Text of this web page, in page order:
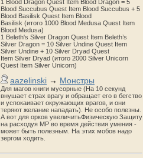
1 Blood Dragon Quest Item Blood Dragon = 5
Blood Succubus Quest Item Blood Succubus + 5
Blood Basilisk Quest Item Blood
Basilisk (итого 1000 Blood Medusa Quest Item
Blood Medusa)
1 Beleth's Silver Dragon Quest Item Beleth’s
Silver Dragon = 10 Silver Undine Quest Item
Silver Undine + 10 Silver Dryad Quest
Item Silver Dryad (итого 2000 Silver Unicorn
Quest Item Silver Unicorn)
aazelinski → Монстры
Для магов книги мусорные (На 10 секунд
внушает страх врагу и обращает его в бегство
и успокаивает окружающих врагов, и они
теряют желание нападать). Не особо полезны.
А вот для орков увеличитьФизическую Защиту
на расходуя MP во время действия умения -
может быть полезным. На этих мобов надо
зергом ходить.